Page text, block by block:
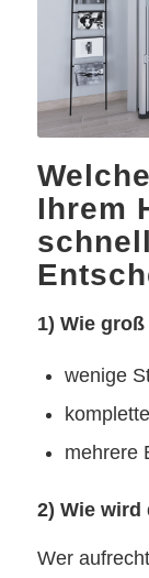
Ihrem
1) Wie
wenige
mehrere
2) Wie wird
Wer